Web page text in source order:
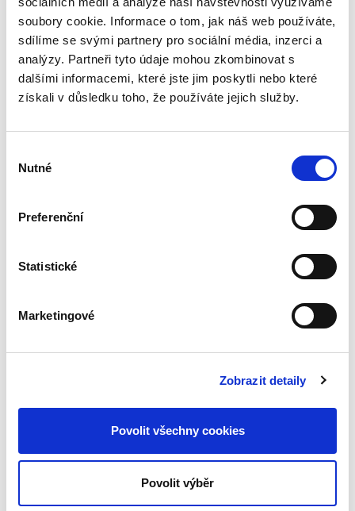
soubory cookie. Informace o tom, jak náš web používáte,
sdílíme se svými partnery pro sociální média, inzerci a
analýzy. Partneři tyto údaje mohou zkombinovat s
dalšími informacemi, které jste jim poskytli nebo které
získali v důsledku toho, že používáte jejich služby.
souhlasu
Nutné
Preferenční
Statistické
Marketingové
Zobrazit detaily
Povolit všechny cookies
Povolit výběr
Publikace podrobně zkoumá rozsudek pro
zmeškání jako klasický institut civilního
sporného řízení. Autor postupně rozebírá
podmínky jeho vydání, právní důsledky i
možnosti obrany proti němu, přičemž...
kontrolního orgánu
Jiří Bálek
působnosti kontrolního orgánu akciové
Výklad práva
Evropské unie